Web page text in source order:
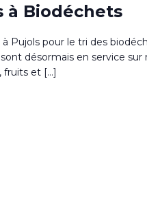
à Biodéchets
à Pujols pour le tri des
désormais en service
fruits et […]